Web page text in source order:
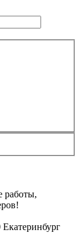
работы,
Екатеринбург